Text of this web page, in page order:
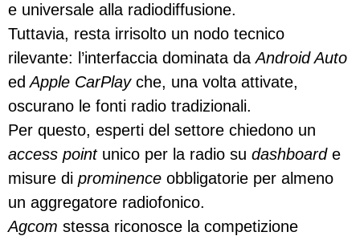
e universale alla radiodiffusione.
Tuttavia, resta irrisolto un nodo tecnico
rilevante: l’interfaccia dominata daAndroid Auto
ed Apple CarPlayche, una volta attivate,
oscurano le fonti radio tradizionali.
Per questo, esperti del settore chiedono un
access pointunico per la radio su dashboarde
misure di prominence obbligatorie per almeno
un aggregatore radiofonico.
Agcom stessa riconosce la competizione